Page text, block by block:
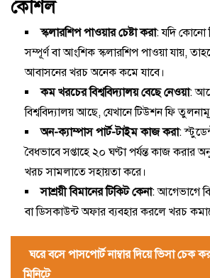
কৌশল
স্কলারশিপ পাওয়ার চেষ্টা করা: যদি কোনো
সম্পূর্ণ বা আংশিক স্কলারশিপ পাওয়া যায়,
আবাসনের খরচ অনেক কমে যাবে।
কম খরচের বিশ্ববিদ্যালয় বেছে নেওয়া:
বিশ্ববিদ্যালয় আছে, যেখানে টিউশন ফি
অন-ক্যাম্পাস পার্ট-টাইম কাজ করা:
বৈধভাবে সপ্তাহে ২০ ঘণ্টা পর্যন্ত কাজ করার
খরচ সামলাতে সহায়তা করে।
সাশ্রয়ী বিমানের টিকিট কেনা: আগেভাগে
বা ডিসকাউন্ট অফার ব্যবহার করলে খরচ
ঘরে বসে পাসপোর্ট নাম্বার দিয়ে ভিসা চেক
মিনিটে